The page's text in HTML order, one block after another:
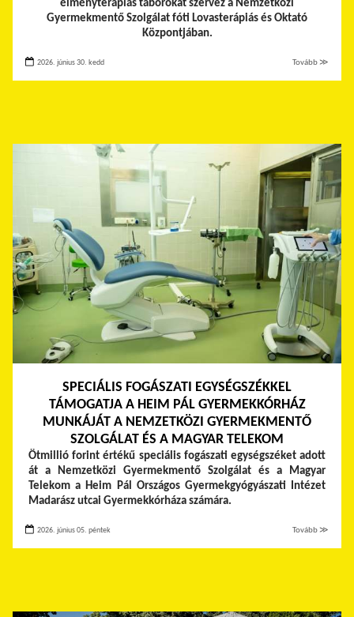
élményterápiás táborokat szervez a Nemzetközi
Gyermekmentő Szolgálat fóti Lovasterápiás és Oktató
Központjában.
2026. június 30. kedd Tovább ≫
SPECIÁLIS FOGÁSZATI EGYSÉGSZÉKKEL
TÁMOGATJA A HEIM PÁL GYERMEKKÓRHÁZ
MUNKÁJÁT A NEMZETKÖZI GYERMEKMENTŐ
SZOLGÁLAT ÉS A MAGYAR TELEKOM
Ötmillió forint értékű speciális fogászati egységszéket adott
át a Nemzetközi Gyermekmentő Szolgálat és a Magyar
Telekom a Heim Pál Országos Gyermekgyógyászati Intézet
Madarász utcai Gyermekkórháza számára.
2026. június 05. péntek Tovább ≫